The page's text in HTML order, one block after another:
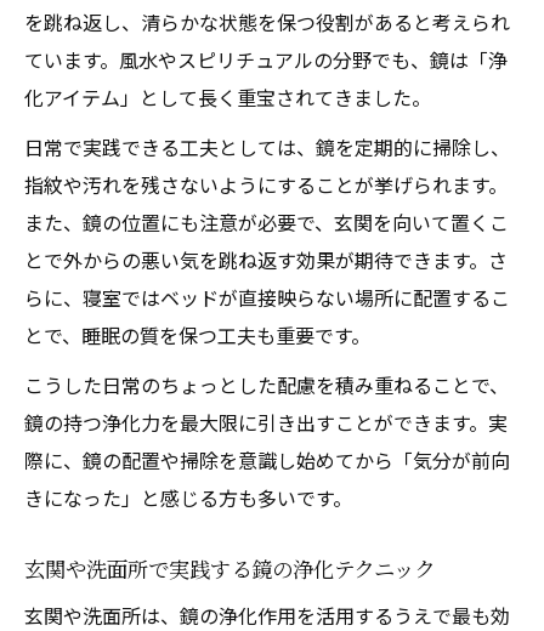
を跳ね返し、清らかな状態を保つ役割があると考えられ
ています。風水やスピリチュアルの分野でも、鏡は「浄
化アイテム」として長く重宝されてきました。
日常で実践できる工夫としては、鏡を定期的に掃除し、
指紋や汚れを残さないようにすることが挙げられます。
また、鏡の位置にも注意が必要で、玄関を向いて置くこ
とで外からの悪い気を跳ね返す効果が期待できます。さ
らに、寝室ではベッドが直接映らない場所に配置するこ
とで、睡眠の質を保つ工夫も重要です。
こうした日常のちょっとした配慮を積み重ねることで、
鏡の持つ浄化力を最大限に引き出すことができます。実
際に、鏡の配置や掃除を意識し始めてから「気分が前向
きになった」と感じる方も多いです。
玄関や洗面所で実践する鏡の浄化テクニック
玄関や洗面所は、鏡の浄化作用を活用するうえで最も効